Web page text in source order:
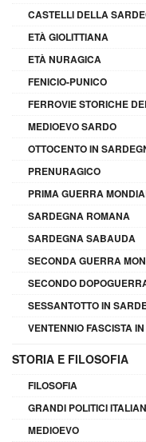
CASTELLI DELLA
ETÀ GIOLITTIANA
ETÀ NURAGICA
FENICIO-PUNICO
FERROVIE STORICHE
MEDIOEVO SARDO
OTTOCENTO IN
PRENURAGICO
PRIMA GUERRA
SARDEGNA ROMANA
SARDEGNA SABAUDA
SECONDA GUERRA
SECONDO
SESSANTOTTO IN
VENTENNIO FASCISTA
STORIA E FILOSOFIA
FILOSOFIA
GRANDI POLITICI
MEDIOEVO